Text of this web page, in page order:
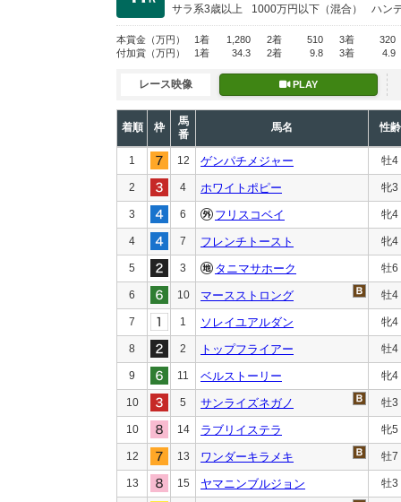
サラ系3歳以上 1000万円以下 （混合） ハン
本賞金 （万円） 1着 1,280 2着 510 3着
320
付加賞 （万円） 1着 34.3 2着 9.8 3着 4.9
レース映像 PLAY
着順 枠
馬
番
馬名 性齢
1 12 ゲンパチメジャー 牡4
2 4 ホワイトポピー 牝3
3 6 フリスコベイ 牝4
4 7 フレンチトースト 牝4
5 3 タニマサホーク 牡6
6 10 マースストロング 牡4
7 1 ソレイユアルダン 牝4
8 2 トップフライアー 牡4
9 11 ベルストーリー 牝4
10 5 サンライズネガノ 牡3
10 14 ラブリイステラ 牝5
12 13 ワンダーキラメキ 牡7
13 15 ヤマニンブルジョン 牡3